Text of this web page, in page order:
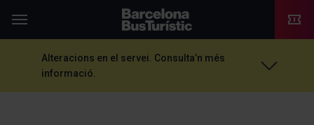
TMB-OCI
Alteracions en el servei. Consulta’n més
informació.